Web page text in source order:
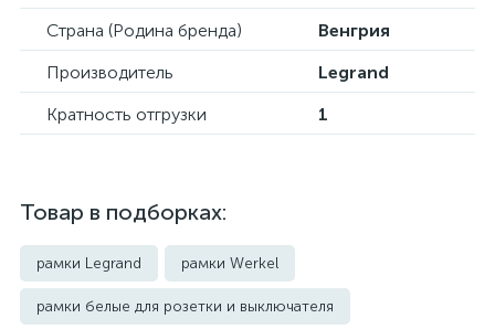
Страна (Родина бренда)
Венгрия
Производитель
Legrand
Кратность отгрузки
1
Товар в подборках:
рамки Legrand рамки Werkel
рамки белые для розетки и выключателя